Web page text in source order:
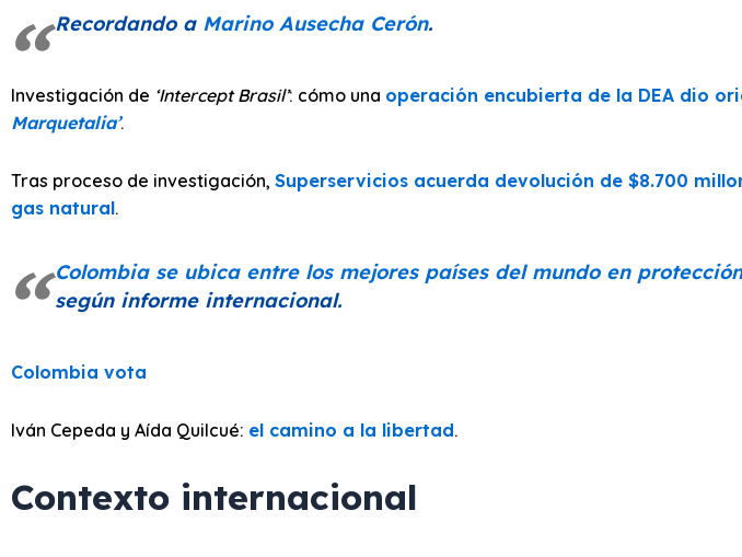
Recordando a Marino Ausecha Cerón.
Investigación de ‘Intercept Brasil’: cómo una operación encubierta de la DEA dio
Marquetalia’.
Tras proceso de investigación, Superservicios acuerda devolución de $8.700
gas natural.
Colombia se ubica entre los mejores países del mundo en
según informe internacional.
Colombia vota
Iván Cepeda y Aída Quilcué: el camino a la libertad.
Contexto internacional